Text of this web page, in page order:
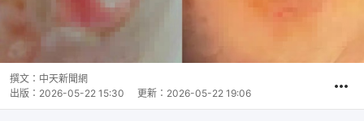
撰文： 中天新聞網
出版： 2026-05-22 15:30 更新： 2026-05-22 19:06